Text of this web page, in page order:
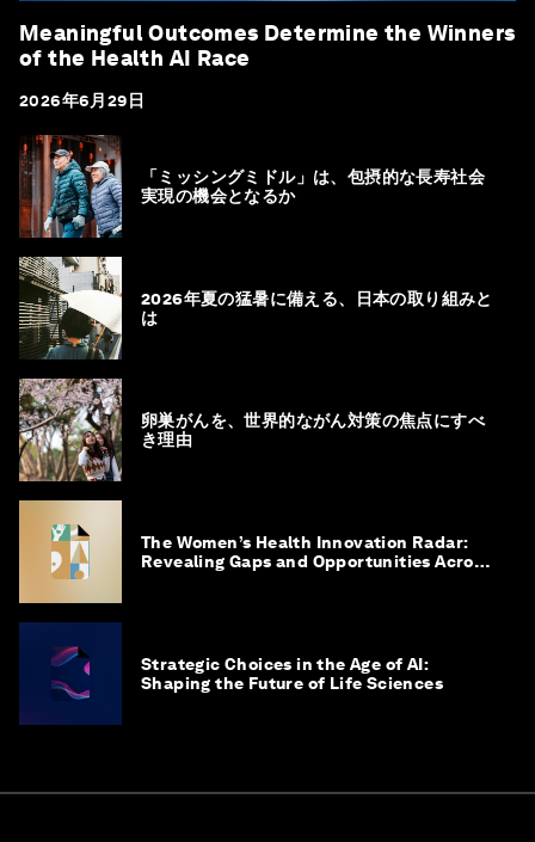
Meaningful Outcomes Determine the Winners
of the Health AI Race
2026年6月29日
「ミッシングミドル」は、包摂的な長寿社会
実現の機会となるか
2026年夏の猛暑に備える、日本の取り組みと
は
卵巣がんを、世界的ながん対策の焦点にすべ
き理由
The Women’s Health Innovation Radar:
Revealing Gaps and Opportunities Across
Strategic Choices in the Age of AI:
Shaping the Future of Life Sciences